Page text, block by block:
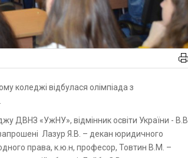
ДВНЗ «УжНУ», відмінник освіти України - В.В.
Лазур Я.В. – декан юридичного
права, к.ю.н, професор, Товтин В.М. –